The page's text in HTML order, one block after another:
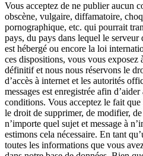
Vous acceptez de ne publier aucun
obscène, vulgaire, diffamatoire,
pornographique, etc. qui pourrait
pays, du pays dans lequel le
est hébergé ou encore la loi
ces dispositions, vous vous exposez
définitif et nous nous réservons le
d’accès à internet et les autorités
messages est enregistrée afin
conditions. Vous acceptez le fait
le droit de supprimer, de modifier,
n’importe quel sujet et message à
estimons cela nécessaire. En tant
toutes les informations que vous